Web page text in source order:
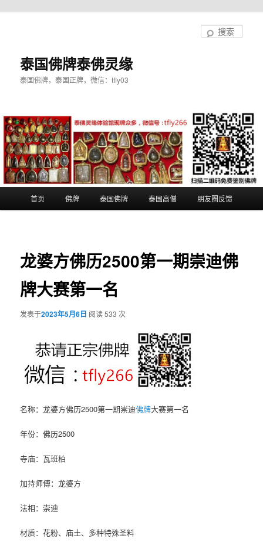
泰国佛牌泰佛灵缘
泰国佛牌，泰国正牌，微信：tfly03
首页 佛牌 泰国佛牌 泰国高僧 朋友圈反馈
龙婆方佛历2500第一期崇迪佛
牌大赛第一名
发表于2023年5月6日 阅读 533 次
名称：龙婆方佛历2500第一期崇迪佛牌大赛第一名
年份：佛历2500
寺庙：瓦班柏
加持师傅：龙婆方
法相：崇迪
材质：花粉、庙土、多种特殊圣料